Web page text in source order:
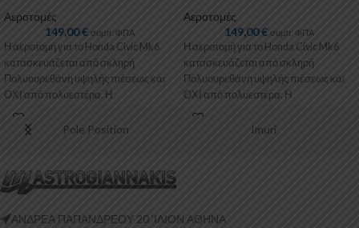
Αεροτομές
149,00€ συμπ. ΦΠΑ
Η αεροτομή για το Honda Civic Mk6
κατασκευάζεται από σκληρή
Πολυουρεθάνη υψηλής πιέσεως και
ΟΧΙ από πολυεστέρα. Η
Πολυουρεθάνη είναι
Αεροτομές
149,00€ συμπ. ΦΠΑ
Η αεροτομή για το Honda Civic Mk6
κατασκευάζεται από σκληρή
Πολυουρεθάνη υψηλής πιέσεως και
ΟΧΙ από πολυεστέρα. Η
Πολυουρεθάνη είναι
Pole Position Imuri
ΑΝΔΡΕΑ ΠΑΠΑΝΔΡΕΟΥ 20 ‘ΙΛΙΟΝ ΑΘΗΝΑ